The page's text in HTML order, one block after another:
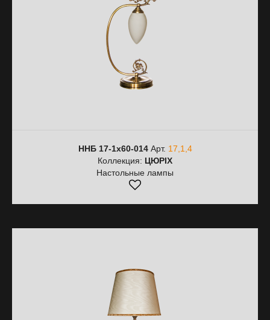
ННБ 17-1х60-014Арт. 17,1,4
Коллекция: ЦЮРІХ
Настольные лампы